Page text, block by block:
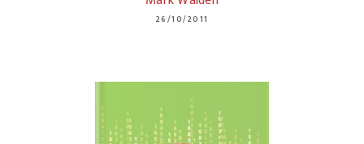
26/10/2011